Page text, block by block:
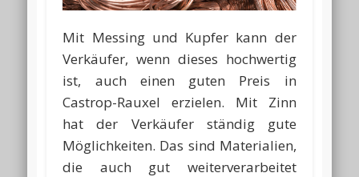
Mit Messing und Kupfer kann der
Verkäufer, wenn dieses hochwertig
ist, auch einen guten Preis in
Castrop-Rauxel erzielen. Mit Zinn
hat der Verkäufer ständig gute
Möglichkeiten. Das sind Materialien,
die auch gut weiterverarbeitet